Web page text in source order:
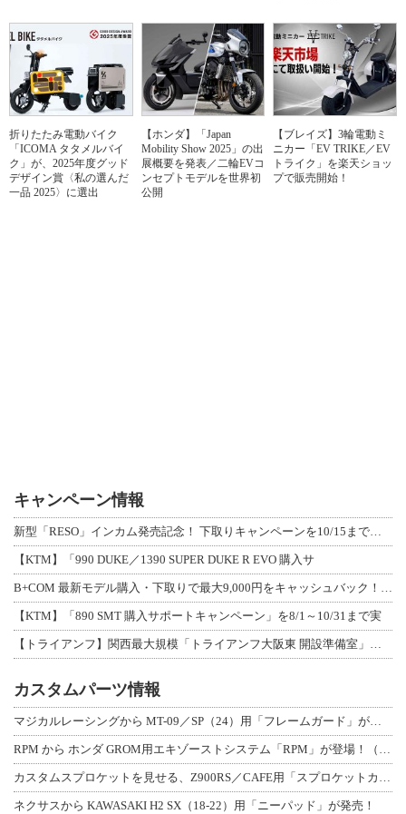
折りたたみ電動バイク
「ICOMA タタメルバイ
ク」が、2025年度グッド
デザイン賞〈私の選んだ
一品 2025〉に選出
【ホンダ】「Japan
Mobility Show 2025」の出
展概要を発表／二輪EVコ
ンセプトモデルを世界初
公開
【ブレイズ】3輪電動ミ
ニカー「EV TRIKE／EV
トライク」を楽天ショッ
プで販売開始！
キャンペーン情報
新型「RESO」インカム発売記念！ 下取りキャンペーンを10/15まで延長して開
【KTM】「990 DUKE／1390 SUPER DUKE R EVO 購入サ
B+COM 最新モデル購入・下取りで最大9,000円をキャッシュバック！「B+F
【KTM】「890 SMT 購入サポートキャンペーン」を8/1～10/31まで実
【トライアンフ】関西最大規模「トライアンフ大阪東 開設準備室」がオープン！ 限定
カスタムパーツ情報
マジカルレーシングから MT-09／SP（24）用「フレームガード」が登場！
RPM から ホンダ GROM用エキゾーストシステム「RPM」が登場！（動画あり
カスタムスプロケットを見せる、Z900RS／CAFE用「スプロケットカバーフルキ
ネクサスから KAWASAKI H2 SX（18-22）用「ニーパッド」が発売！